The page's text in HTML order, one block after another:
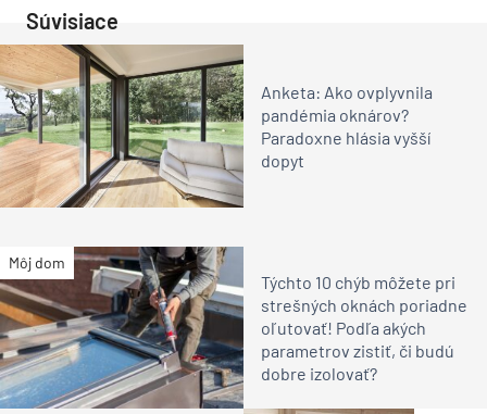
Súvisiace
Anketa: Ako ovplyvnila
pandémia oknárov?
Paradoxne hlásia vyšší
dopyt
Môj dom
Týchto 10 chýb môžete pri
strešných oknách poriadne
oľutovať! Podľa akých
parametrov zistiť, či budú
dobre izolovať?